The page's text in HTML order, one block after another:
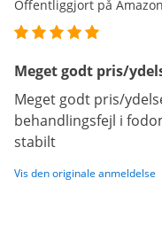
Offentliggjort på
Meget godt pris/
Meget godt pris/
behandlingsfejl i
stabilt
Vis den originale anmeldelse